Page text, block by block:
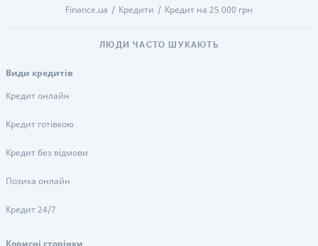
Finance.ua Кредити Кредит на 25 000 грн
ЛЮДИ ЧАСТО ШУКАЮТЬ
Види кредитів
Кредит онлайн
Кредит готівкою
Кредит без відмови
Позика онлайн
Кредит 24/7